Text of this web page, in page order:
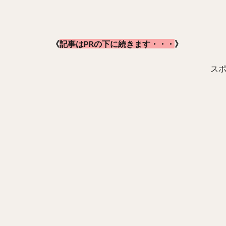
《記事はPRの下に続きます・・・ 》
ス